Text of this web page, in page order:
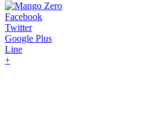
Facebook
Twitter
Google Plus
Line
+